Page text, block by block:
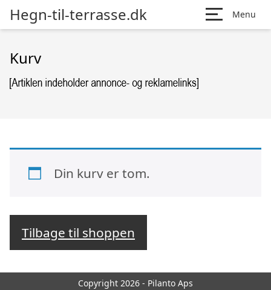
Hegn-til-terrasse.dk Menu
Kurv
Din kurv er tom.
Tilbage til shoppen
Copyright 2026 - Pilanto Aps